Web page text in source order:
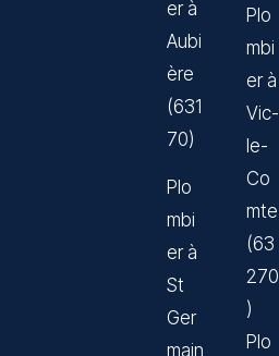
er à
Aubi
ère
(631
70)
Plo
mbi
er à
St
Ger
main
Plo
mbi
er à
Vic-
le-
Co
mte
(63
270
)
Plo